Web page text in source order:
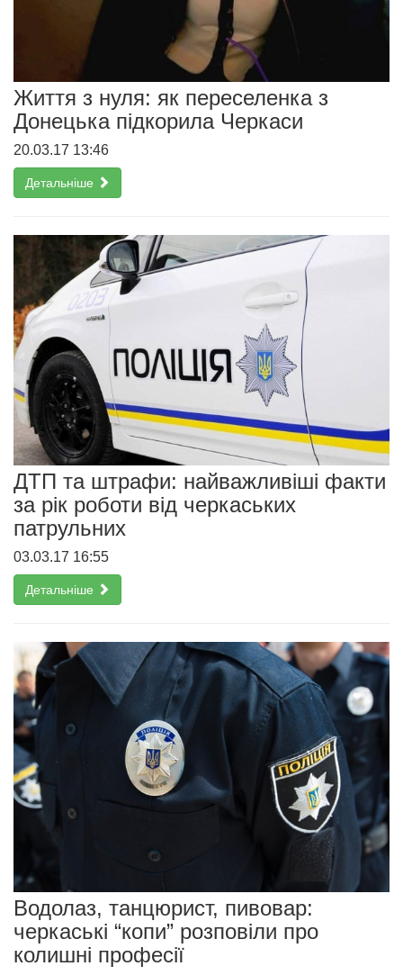
Життя з нуля: як переселенка з
Донецька підкорила Черкаси
20.03.17 13:46
Детальніше
ДТП та штрафи: найважливіші факти
за рік роботи від черкаських
патрульних
03.03.17 16:55
Детальніше
Водолаз, танцюрист, пивовар:
черкаські “копи” розповіли про
колишні професії